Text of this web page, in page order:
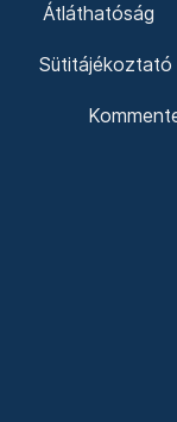
Átláthatóság
Sütitájékoztató